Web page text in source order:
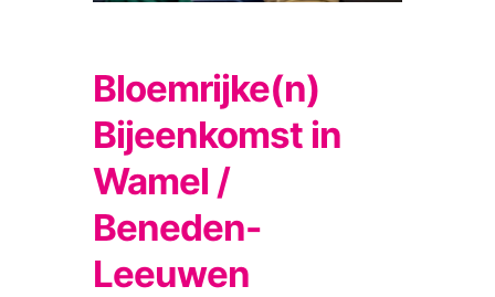
Bloemrijke(n)
Bijeenkomst in
Wamel /
Beneden-
Leeuwen